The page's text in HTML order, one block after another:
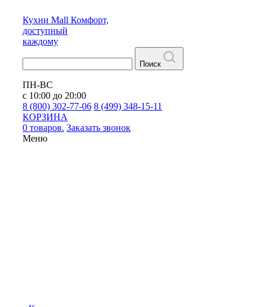
Кухни Mall Комфорт,
доступный
каждому
Поиск
ПН-ВС
с 10:00 до 20:00
8 (800) 302-77-06 8 (499) 348-15-11
КОРЗИНА
0 товаров. Заказать звонок
Меню